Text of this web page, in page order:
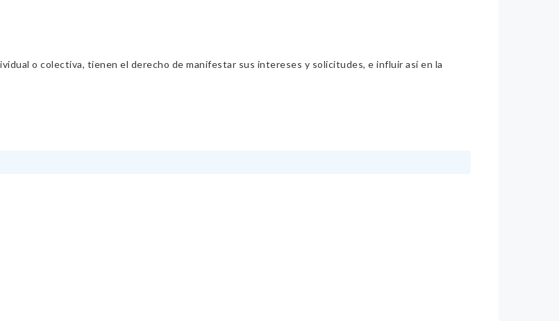
o colectiva, tienen el derecho de manifestar sus intereses y solicitudes, e influir así en la